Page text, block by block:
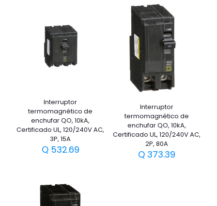
Interruptor
termomagnético de
enchufar QO, 10kA,
Certificado UL, 120/240V AC,
3P, 15A
Q532.69
Interruptor
termomagnético de
enchufar QO, 10kA,
Certificado UL, 120/240V AC,
2P, 80A
Q373.39